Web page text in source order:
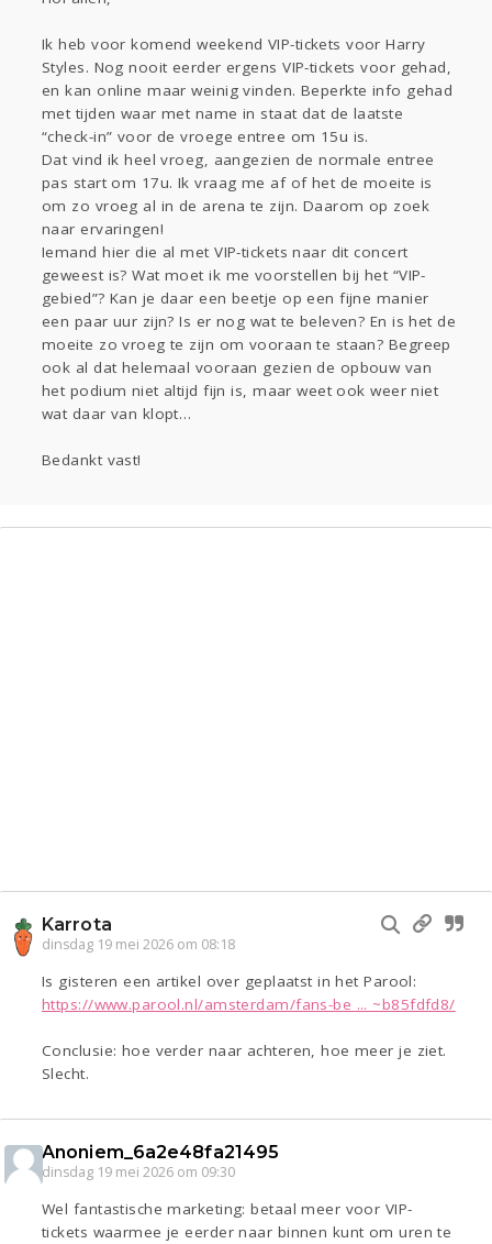
Gevraagd
Horen Doen
Zien
Lezen
Ik heb voor komend weekend VIP-tickets voor Harry
Styles. Nog nooit eerder ergens VIP-tickets voor gehad,
en kan online maar weinig vinden. Beperkte info gehad
met tijden waar met name in staat dat de laatste
“check-in” voor de vroege entree om 15u is.
Dat vind ik heel vroeg, aangezien de normale entree
pas start om 17u. Ik vraag me af of het de moeite is
om zo vroeg al in de arena te zijn. Daarom op zoek
naar ervaringen!
Iemand hier die al met VIP-tickets naar dit concert
geweest is? Wat moet ik me voorstellen bij het “VIP-
gebied”? Kan je daar een beetje op een fijne manier
een paar uur zijn? Is er nog wat te beleven? En is het de
moeite zo vroeg te zijn om vooraan te staan? Begreep
ook al dat helemaal vooraan gezien de opbouw van
het podium niet altijd fijn is, maar weet ook weer niet
wat daar van klopt…
Bedankt vast!
Karrota
dinsdag 19 mei 2026 om 08:18
Is gisteren een artikel over geplaatst in het Parool:
https://www.parool.nl/amsterdam/fans-be ... ~b85fdfd8/
Conclusie: hoe verder naar achteren, hoe meer je ziet.
Slecht.
Anoniem_6a2e48fa21495
dinsdag 19 mei 2026 om 09:30
Wel fantastische marketing: betaal meer voor VIP-
tickets waarmee je eerder naar binnen kunt om uren te